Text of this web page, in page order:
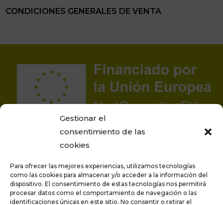
Gestionar el
consentimiento de las
cookies
Para ofrecer las mejores experiencias, utilizamos tecnologías
como las cookies para almacenar y/o acceder a la información del
dispositivo. El consentimiento de estas tecnologías nos permitirá
procesar datos como el comportamiento de navegación o las
identificaciones únicas en este sitio. No consentir o retirar el
CONDICIONES GENERALES DE VENTA
Proyecto financiado por la Unión Europea –